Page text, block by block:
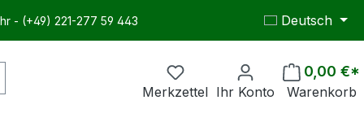
- (+49) 221-277 59 443 Deutsch
Merkzettel Ihr Konto
0,00 €*
Warenkorb